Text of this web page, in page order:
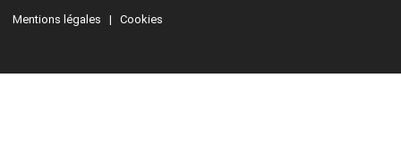
Mentions légales|Cookies